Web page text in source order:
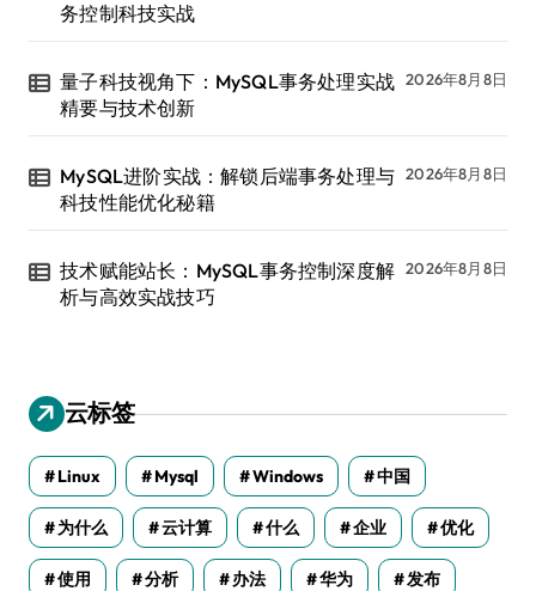
务控制科技实战
量子科技视角下：MySQL事务处理实战
精要与技术创新
2026年8月8日
MySQL进阶实战：解锁后端事务处理与
科技性能优化秘籍
2026年8月8日
技术赋能站长：MySQL事务控制深度解
析与高效实战技巧
2026年8月8日
云标签
Linux Mysql Windows 中国
为什么 云计算 什么 企业 优化
使用 分析 办法 华为 发布